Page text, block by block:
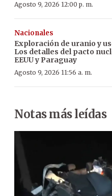
Agosto 9, 2026 12:00 p. m.
Nacionales
Exploración de uranio y
Los detalles del pacto
EEUU y Paraguay
Agosto 9, 2026 11:56 a. m.
Notas más leídas